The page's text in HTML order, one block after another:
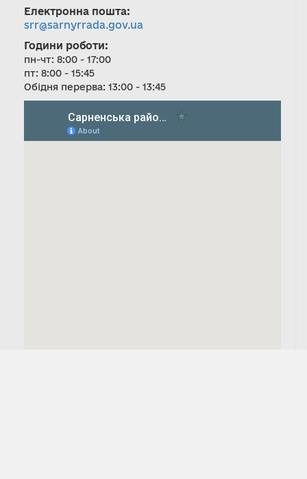
Електронна пошта:
srr@sarnyrrada.gov.ua
Години роботи:
пн-чт: 8:00 - 17:00
пт: 8:00 - 15:45
Обідня перерва: 13:00 - 13:45